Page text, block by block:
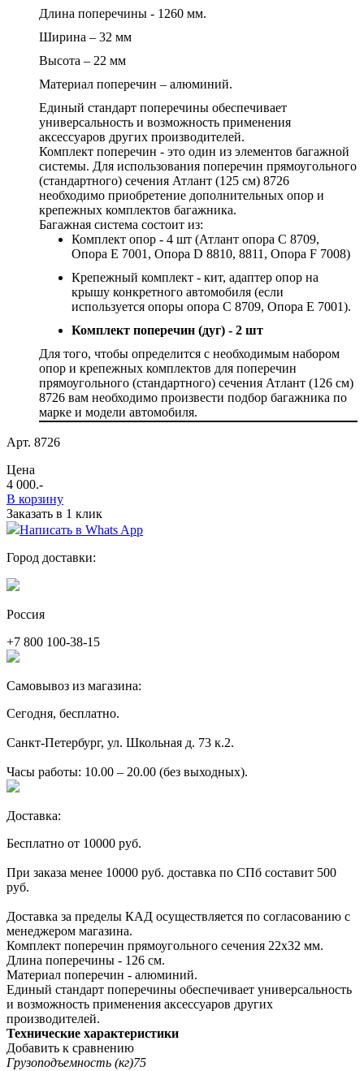
Длина поперечины - 1260 мм.
Ширина – 32 мм
Высота – 22 мм
Материал поперечин – алюминий.
Единый стандарт поперечины обеспечивает
универсальность и возможность применения
аксессуаров других производителей.
Комплект поперечин - это один из элементов багажной
системы. Для использования поперечин прямоугольного
(стандартного) сечения Атлант (125 см) 8726
необходимо приобретение дополнительных опор и
крепежных комплектов багажника.
Багажная система состоит из:
Комплект опор - 4 шт (Атлант опора C 8709,
Опора Е 7001, Опора D 8810, 8811, Опора F 7008)
Крепежный комплект - кит, адаптер опор на
крышу конкретного автомобиля (если
используется опоры опора C 8709, Опора Е 7001).
Комплект поперечин (дуг) - 2 шт
Для того, чтобы определится с необходимым набором
опор и крепежных комплектов для поперечин
прямоугольного (стандартного) сечения Атлант (126 см)
8726 вам необходимо произвести подбор багажника по
марке и модели автомобиля.
Арт. 8726
Цена
4 000.-
В корзину
Заказать в 1 клик
Написать в Whats App
Город доставки:
Россия
+7 800 100-38-15
Самовывоз из магазина:
Сегодня, бесплатно.
Санкт-Петербург, ул. Школьная д. 73 к.2.
Часы работы: 10.00 – 20.00 (без выходных).
Доставка:
Бесплатно от 10000 руб.
При заказа менее 10000 руб. доставка по СПб составит 500
руб.
Доставка за пределы КАД осуществляется по согласованию с
менеджером магазина.
Комплект поперечин прямоугольного сечения 22х32 мм.
Длина поперечины - 126 см.
Материал поперечин - алюминий.
Единый стандарт поперечины обеспечивает универсальность
и возможность применения аксессуаров других
производителей.
Технические характеристики
Добавить к сравнению
Грузоподъемность (кг)75